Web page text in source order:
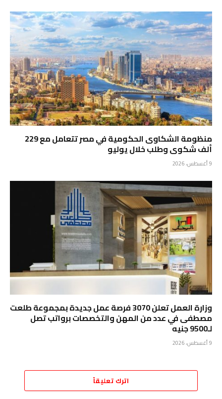
منظومة الشكاوى الحكومية في مصر تتعامل مع 229
ألف شكوى وطلب خلال يوليو
9 أغسطس، 2026
وزارة العمل تعلن 3070 فرصة عمل جديدة بمجموعة طلعت
مصطفى في عدد من المهن والتخصصات برواتب تصل
لـ9500 جنيه
9 أغسطس، 2026
اترك تعليقاً